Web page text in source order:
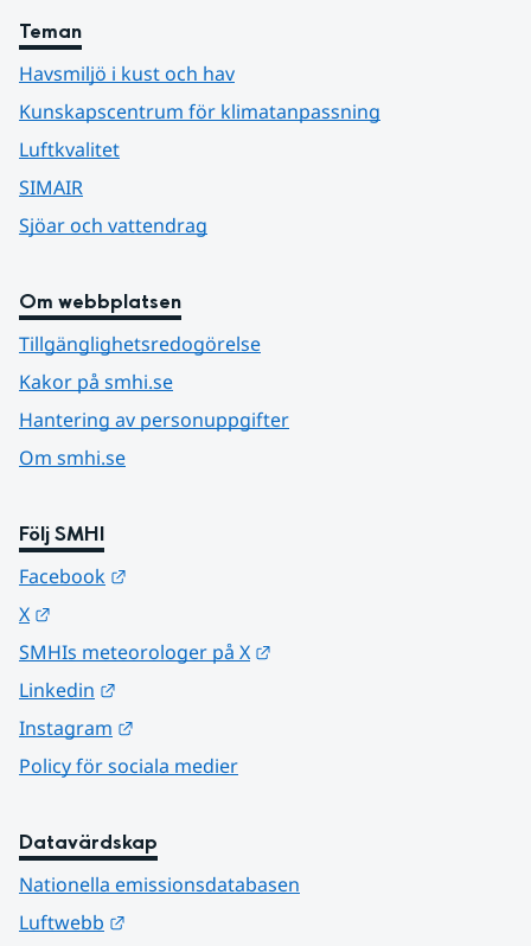
Teman
Havsmiljö i kust och hav
Kunskapscentrum för klimatanpassning
Luftkvalitet
SIMAIR
Sjöar och vattendrag
Om webbplatsen
Tillgänglighetsredogörelse
Kakor på smhi.se
Hantering av personuppgifter
Om smhi.se
Följ SMHI
Facebook
X
SMHIs meteorologer på X
Linkedin
Instagram
Policy för sociala medier
Datavärdskap
Nationella emissionsdatabasen
Luftwebb